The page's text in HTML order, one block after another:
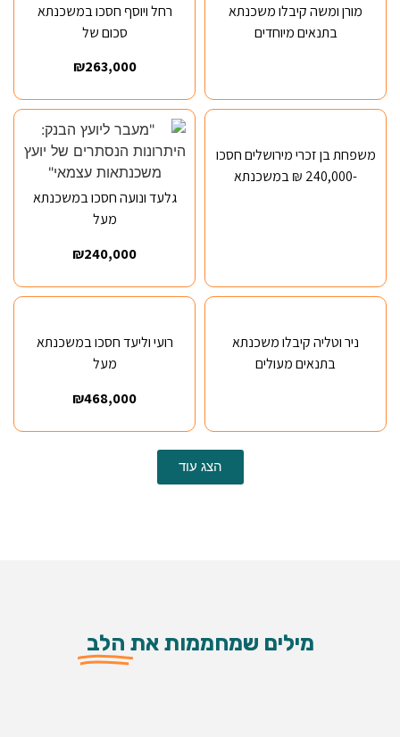
מורן ומשה קיבלו משכנתא
בתנאים מיוחדים
רחל ויוסף חסכו במשכנתא
סכום של
₪263,000
משפחת בן זכרי מירושלים חסכו
-240,000 ₪ במשכנתא
גלעד ונועה חסכו במשכנתא
מעל
₪240,000
ניר וטליה קיבלו משכנתא
בתנאים מעולים
רועי וליעד חסכו במשכנתא
מעל
₪468,000
הצג עוד
מילים שמחממות את הלב